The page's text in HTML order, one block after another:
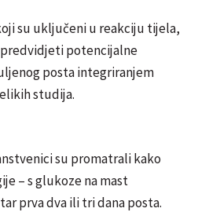
su uključeni u reakciju tijela,
potencijalne
posta integriranjem
studija.
su promatrali kako
– s glukoze na mast
prva dva ili tri dana posta.